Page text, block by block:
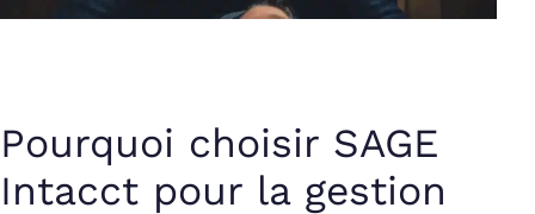
Pourquoi choisir SAGE
Intacct pour la gestion